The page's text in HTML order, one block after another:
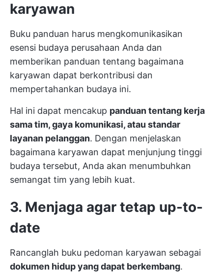
karyawan
Buku panduan harus mengkomunikasikan
esensi budaya perusahaan Anda dan
memberikan panduan tentang bagaimana
karyawan dapat berkontribusi dan
mempertahankan budaya ini.
Hal ini dapat mencakup panduan tentang kerja
sama tim, gaya komunikasi, atau standar
layanan pelanggan. Dengan menjelaskan
bagaimana karyawan dapat menjunjung tinggi
budaya tersebut, Anda akan menumbuhkan
semangat tim yang lebih kuat.
3. Menjaga agar tetap up-to-
date
Rancanglah buku pedoman karyawan sebagai
dokumen hidup yang dapat berkembang.